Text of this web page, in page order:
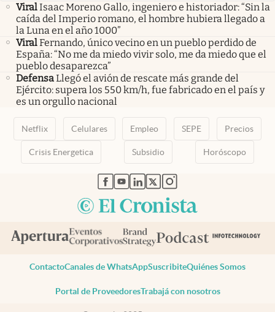
ViralIsaac Moreno Gallo, ingeniero e historiador: “Sin la
caída del Imperio romano, el hombre hubiera llegado a
la Luna en el año 1000”
ViralFernando, único vecino en un pueblo perdido de
España: “No me da miedo vivir solo, me da miedo que el
pueblo desaparezca”
DefensaLlegó el avión de rescate más grande del
Ejército: supera los 550 km/h, fue fabricado en el país y
es un orgullo nacional
Netflix Celulares Empleo SEPE Precios
Crisis Energetica Subsidio Horóscopo
abre en nueva pestaña
abre en nueva pestaña
abre en nueva pestaña
abre en nueva pestaña
abre en nueva pestaña
ContactoCanales de WhatsAppSuscribiteQuiénes Somos
Portal de ProveedoresTrabajá con nosotros